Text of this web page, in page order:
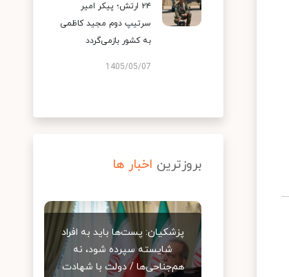
۲۴ ارتش؛ پیکر امیر
سرتیپ دوم مجید کاظمی
به کشور بازمی‌گردد
1405/05/07
بروزترین اخبار ها
پزشکیان: پست‌ها باید به افراد
شایسته سپرده شود، نه
هم‌جناحی‌ها / دولت با شهادت